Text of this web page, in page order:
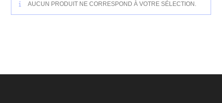
AUCUN PRODUIT NE CORRESPOND À VOTRE SÉLECTION.